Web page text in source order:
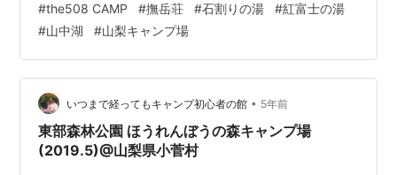
畔沿いの国道沿いにあります 湖畔沿いの国道の車の流れ
が良かったりしたので、たけぼうはキャンプ場の入り口
を見逃してしまいましたが、普通に運転していれば大丈
夫です
#the508 CAMP #撫岳荘 #石割りの湯 #紅富士の湯
#山中湖 #山梨キャンプ場
いつまで経ってもキャンプ初心者の館 • 5年前
東部森林公園 ほうれんぼうの森キャンプ場
(2019.5)@山梨県小菅村